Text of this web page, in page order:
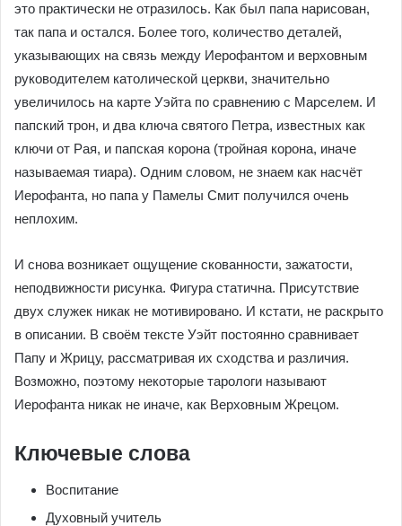
это практически не отразилось. Как был папа нарисован,
так папа и остался. Более того, количество деталей,
указывающих на связь между Иерофантом и верховным
руководителем католической церкви, значительно
увеличилось на карте Уэйта по сравнению с Марселем. И
папский трон, и два ключа святого Петра, известных как
ключи от Рая, и папская корона (тройная корона, иначе
называемая тиара). Одним словом, не знаем как насчёт
Иерофанта, но папа у Памелы Смит получился очень
неплохим.
И снова возникает ощущение скованности, зажатости,
неподвижности рисунка. Фигура статична. Присутствие
двух служек никак не мотивировано. И кстати, не раскрыто
в описании. В своём тексте Уэйт постоянно сравнивает
Папу и Жрицу, рассматривая их сходства и различия.
Возможно, поэтому некоторые тарологи называют
Иерофанта никак не иначе, как Верховным Жрецом.
Ключевые слова
Воспитание
Духовный учитель